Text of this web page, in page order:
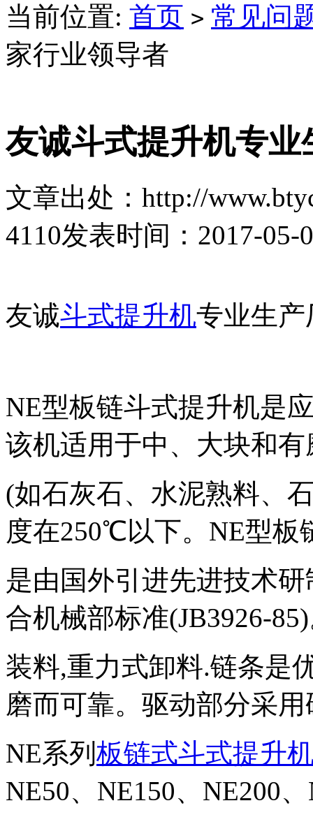
当前位置: 首页 > 常见问
家行业领导者
友诚斗式提升机专
文章出处：http://
4110发表时间：2017-05-
友诚斗式提升机专业生
NE型板链斗式提升机是
该机适用于中、大块和
(如石灰石、水泥熟料、
度在250℃以下。NE型板
是由国外引进先进技术
合机械部标准(JB3926-
装料,重力式卸料.链条是
磨而可靠。驱动部分采
NE系列 板链式斗式提升
NE50、NE150、NE200